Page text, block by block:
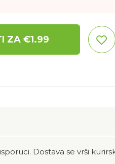
ZA €1.99
Dostava se vrši